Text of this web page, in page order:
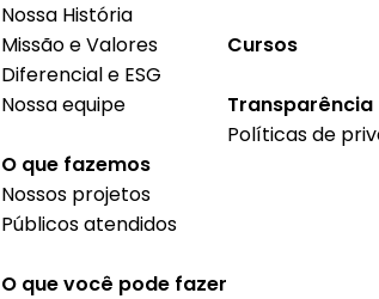
Nossa História
Missão e Valores
Diferencial e ESG
Nossa equipe
O que fazemos
Nossos projetos
Públicos atendidos
O que você pode fazer
Cursos
Transparência
Políticas de